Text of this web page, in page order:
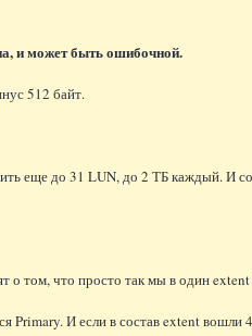
и может быть ошибочной.
512 байт.
еще до 31 LUN, до 2 ТБ каждый. И
о том, что просто так мы в один
Primary. И если в состав extent